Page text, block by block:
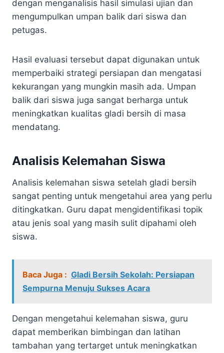
dengan menganalisis hasil simulasi ujian dan
mengumpulkan umpan balik dari siswa dan
petugas.
Hasil evaluasi tersebut dapat digunakan untuk
memperbaiki strategi persiapan dan mengatasi
kekurangan yang mungkin masih ada. Umpan
balik dari siswa juga sangat berharga untuk
meningkatkan kualitas gladi bersih di masa
mendatang.
Analisis Kelemahan Siswa
Analisis kelemahan siswa setelah gladi bersih
sangat penting untuk mengetahui area yang perlu
ditingkatkan. Guru dapat mengidentifikasi topik
atau jenis soal yang masih sulit dipahami oleh
siswa.
Baca Juga : Gladi Bersih Sekolah: Persiapan
Sempurna Menuju Sukses Acara
Dengan mengetahui kelemahan siswa, guru
dapat memberikan bimbingan dan latihan
tambahan yang tertarget untuk meningkatkan